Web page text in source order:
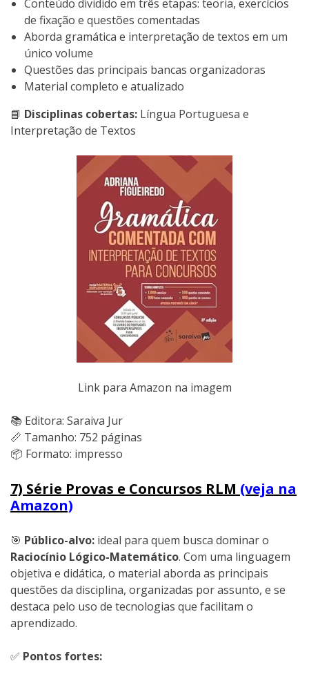
Conteúdo dividido em três etapas: teoria, exercícios
de fixação e questões comentadas
Aborda gramática e interpretação de textos em um
único volume
Questões das principais bancas organizadoras
Material completo e atualizado
📘 Disciplinas cobertas: Língua Portuguesa e
Interpretação de Textos
Link para Amazon na imagem
📚 Editora: Saraiva Jur
📏 Tamanho: 752 páginas
📦 Formato: impresso
7) Série Provas e Concursos RLM (veja na
Amazon)
🎯 Público-alvo: ideal para quem busca dominar o
Raciocínio Lógico-Matemático. Com uma linguagem
objetiva e didática, o material aborda as principais
questões da disciplina, organizadas por assunto, e se
destaca pelo uso de tecnologias que facilitam o
aprendizado.
✅ Pontos fortes: